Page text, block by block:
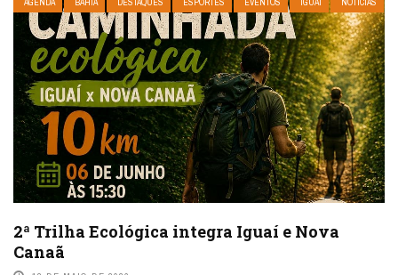
2ª Trilha Ecológica integra Iguaí e Nova
Canaã